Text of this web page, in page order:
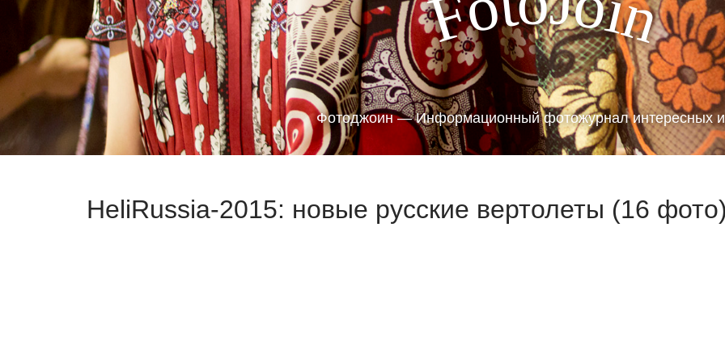
F n
Фотоджоин — Информационный фотожурнал интересных
HeliRussia-2015: новые русские вертолеты (16 фото)